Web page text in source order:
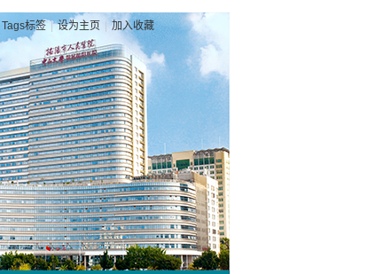
Tags标签 | 设为主页 加入收藏